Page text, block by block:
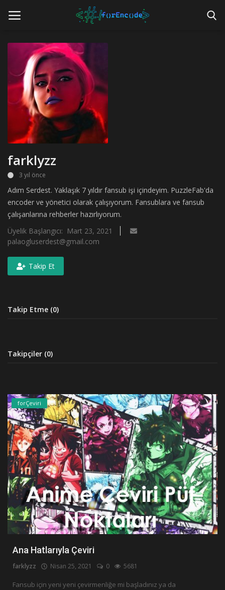
Anasayfa
forEncode
forÇeviri
forFansub
forEditör
Hakkımızda
İletişim
farklyzz
3 yıl önce
Adım Serdest. Yaklaşık 7 yıldır fansub işi içindeyim. PuzzleFab'da
encoder ve yönetici olarak çalışıyorum. Fansublara ve fansub
çalışanlarına rehberler hazırlıyorum.
Üyelik Başlangıcı: Mart 23, 2021
palaogluserdest@gmail.com
Takip Et
Takip Etme (0)
Takipçiler (0)
forÇeviri
Ana Hatlarıyla Çeviri
farklyzz Nisan 25, 2021 0 5681
Fansub için yeni yeni çevirmenliğe mi başladınız ya da